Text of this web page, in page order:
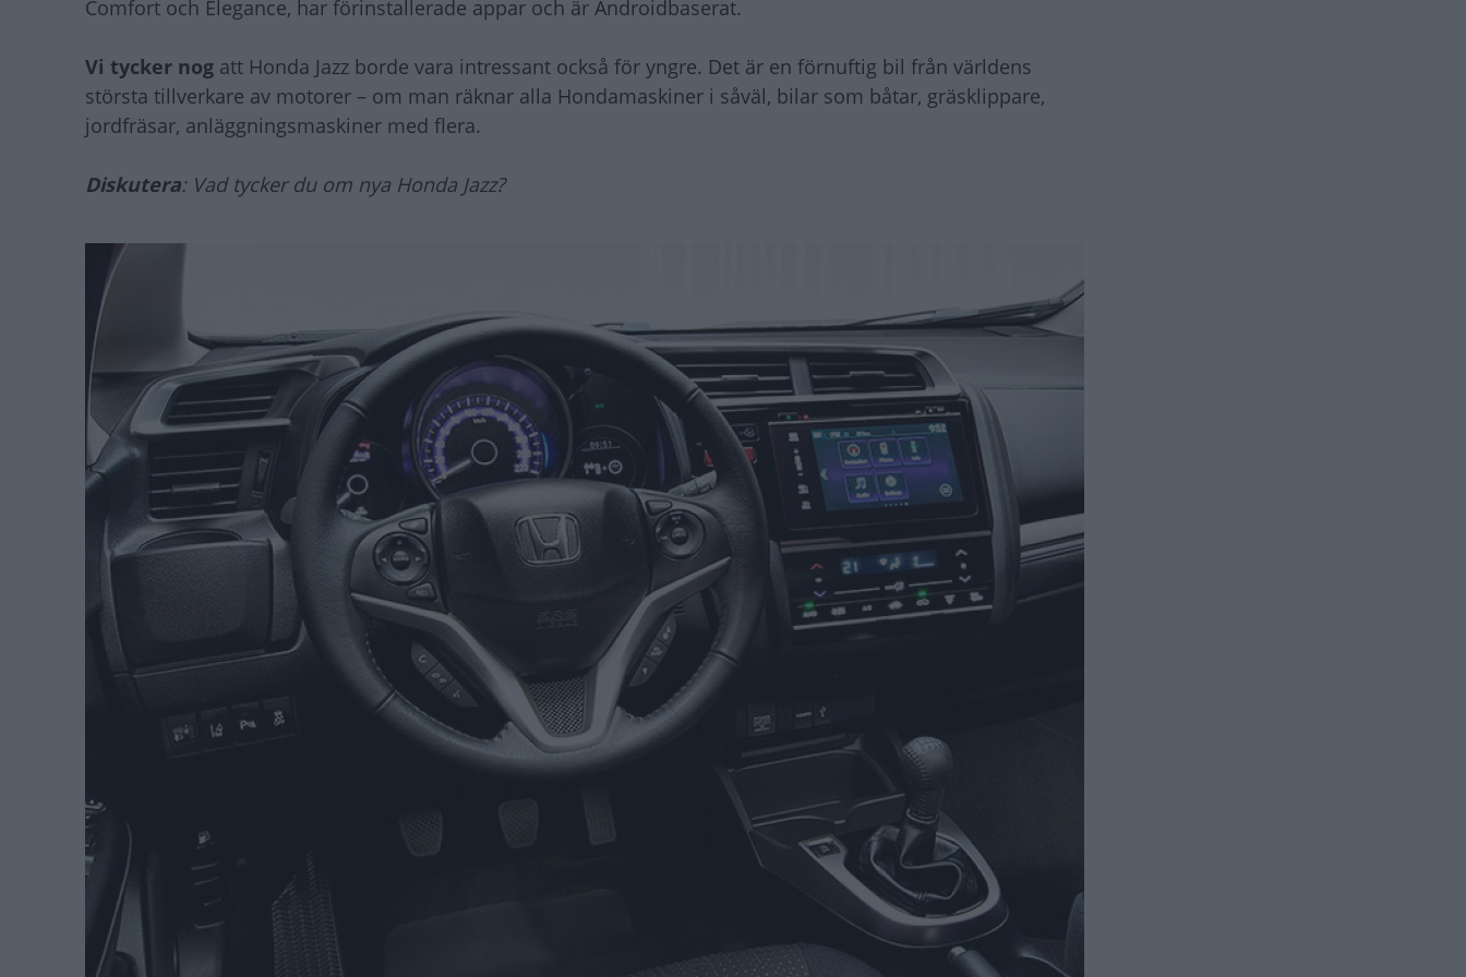
Comfort och Elegance, har förinstallerade appar och är Androidbaserat.
Vi tycker nog att Honda Jazz borde vara intressant också för yngre. Det är en förnuftig bil från världens
största tillverkare av motorer – om man räknar alla Hondamaskiner i såväl, bilar som båtar, gräsklippare,
jordfräsar, anläggningsmaskiner med flera.
Diskutera: Vad tycker du om nya Honda Jazz?